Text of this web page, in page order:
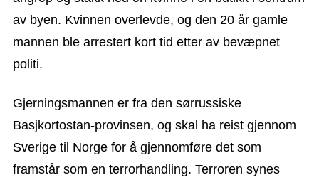
av byen. Kvinnen overlevde, og den 20 år gamle
mannen ble arrestert kort tid etter av bevæpnet
politi.
Gjerningsmannen er fra den sørrussiske
Basjkortostan-provinsen, og skal ha reist gjennom
Sverige til Norge for å gjennomføre det som
framstår som en terrorhandling. Terroren synes